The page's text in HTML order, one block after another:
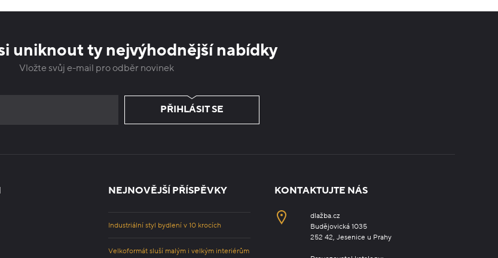
uniknout ty nejvýhodnější nabídky
Vložte svůj e-mail pro odběr novinek
PŘIHLÁSIT SE
NEJNOVĚJŠÍ PŘÍSPĚVKY
Industriální styl bydlení v 10 krocích
Velkoformát sluší malým i velkým interiérům
KONTAKTUJTE NÁS
dlažba.cz
Budějovická 1035
252 42, Jesenice u Prahy